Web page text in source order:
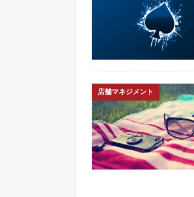
店舗マネジメント